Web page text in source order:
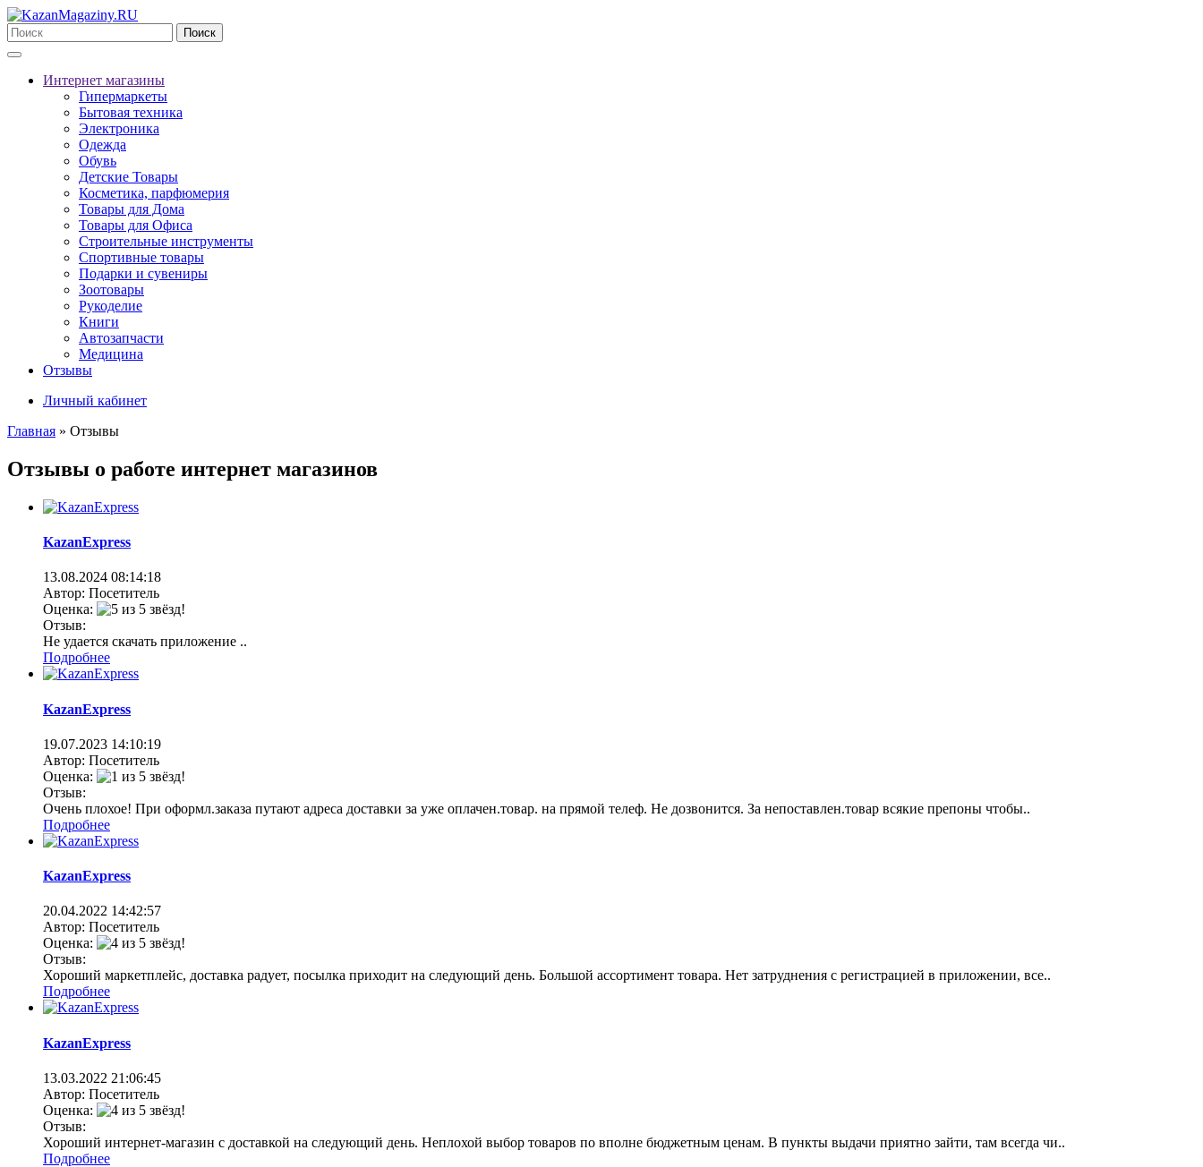
Поиск
Интернет магазины
Гипермаркеты
Бытовая техника
Электроника
Одежда
Обувь
Детские Товары
Косметика, парфюмерия
Товары для Дома
Товары для Офиса
Строительные инструменты
Спортивные товары
Подарки и сувениры
Зоотовары
Рукоделие
Книги
Автозапчасти
Медицина
Отзывы
Личный кабинет
Главная » Отзывы
Отзывы о работе интернет магазинов
KazanExpress
13.08.2024 08:14:18
Автор: Посетитель
Оценка:
Отзыв:
Не удается скачать приложение ..
Подробнее
KazanExpress
19.07.2023 14:10:19
Автор: Посетитель
Оценка:
Отзыв:
Очень плохое! При оформл.заказа путают адреса доставки за уже оплачен.товар. на прямой телеф. Не дозвонится. За непоставлен.товар всякие препоны чтобы..
Подробнее
KazanExpress
20.04.2022 14:42:57
Автор: Посетитель
Оценка:
Отзыв:
Хороший маркетплейс, доставка радует, посылка приходит на следующий день. Большой ассортимент товара. Нет затруднения с регистрацией в приложении, все..
Подробнее
KazanExpress
13.03.2022 21:06:45
Автор: Посетитель
Оценка:
Отзыв:
Хороший интернет-магазин с доставкой на следующий день. Неплохой выбор товаров по вполне бюджетным ценам. В пункты выдачи приятно зайти, там всегда чи..
Подробнее